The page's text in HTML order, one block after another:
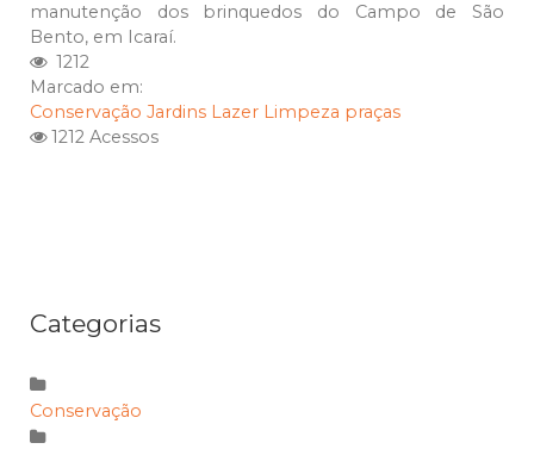
manutenção dos brinquedos do Campo de São
Bento, em Icaraí.
1212
Marcado em:
Conservação Jardins Lazer Limpeza praças
1212 Acessos
Categorias
Conservação